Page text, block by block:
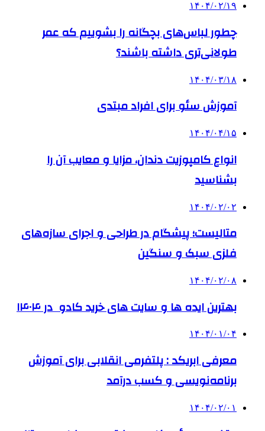
۱۴۰۴/۰۲/۱۹
چطور لباس‌های بچگانه را بشوییم که عمر
طولانی‌تری داشته باشند؟
۱۴۰۴/۰۳/۱۸
آموزش سئو برای افراد مبتدی
۱۴۰۴/۰۴/۱۵
انواع کامپوزیت دندان، مزایا و معایب آن را
بشناسید
۱۴۰۴/۰۲/۰۲
متالیست؛ پیشگام در طراحی و اجرای سازه‌های
فلزی سبک و سنگین
۱۴۰۴/۰۲/۰۸
بهترین ایده ها و سایت های خرید کادو در ۱۴۰۴
۱۴۰۴/۰۱/۰۴
معرفی ابریکد : پلتفرمی انقلابی برای آموزش
برنامه‌نویسی و کسب درآمد
۱۴۰۴/۰۲/۰۱